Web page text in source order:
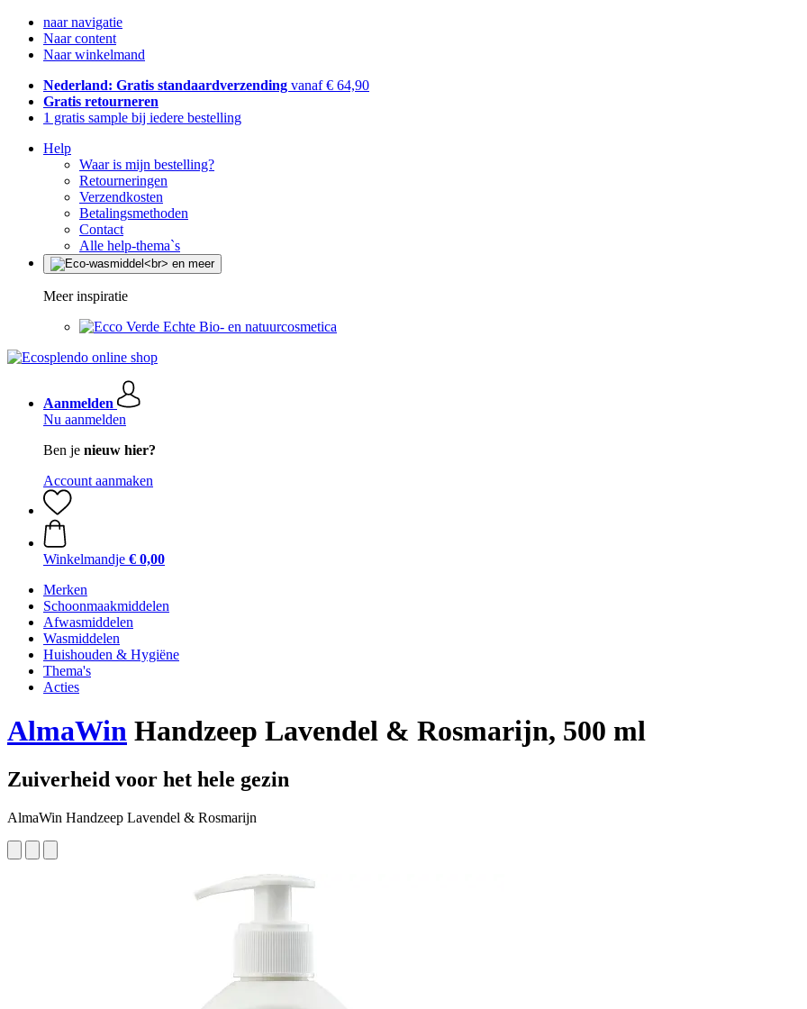
naar navigatie
Naar content
Naar winkelmand
Nederland: Gratis standaardverzending vanaf € 64,90
Gratis retourneren
1 gratis sample bij iedere bestelling
Help
Waar is mijn bestelling?
Retourneringen
Verzendkosten
Betalingsmethoden
Contact
Alle help-thema`s
Meer inspiratie
Echte Bio- en natuurcosmetica
Aanmelden
Nu aanmelden
Ben je nieuw hier?
Account aanmaken
Winkelmandje € 0,00
Merken
Schoonmaakmiddelen
Afwasmiddelen
Wasmiddelen
Huishouden & Hygiëne
Thema's
Acties
AlmaWin Handzeep Lavendel & Rosmarijn, 500 ml
Zuiverheid voor het hele gezin
AlmaWin Handzeep Lavendel & Rosmarijn